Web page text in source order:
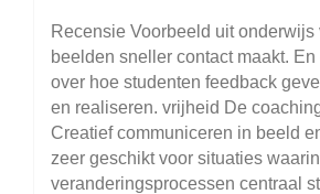
Recensie Voorbeeld uit onderwijs
beelden sneller contact maakt.
over hoe studenten feedback
en realiseren. vrijheid De
Creatief communiceren in beeld
zeer geschikt voor situaties waarin
veranderingsprocessen centraal